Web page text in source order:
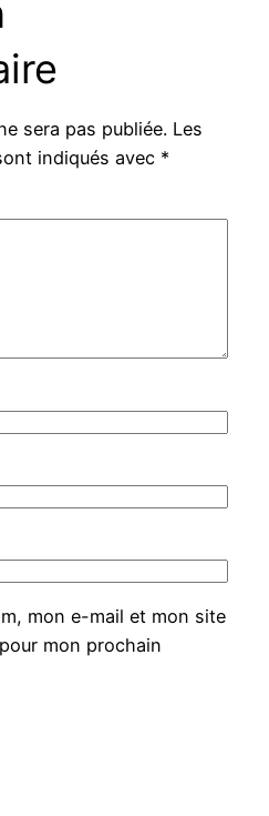
sera pas publiée. Les
indiqués avec *
mon e-mail et mon site
mon prochain